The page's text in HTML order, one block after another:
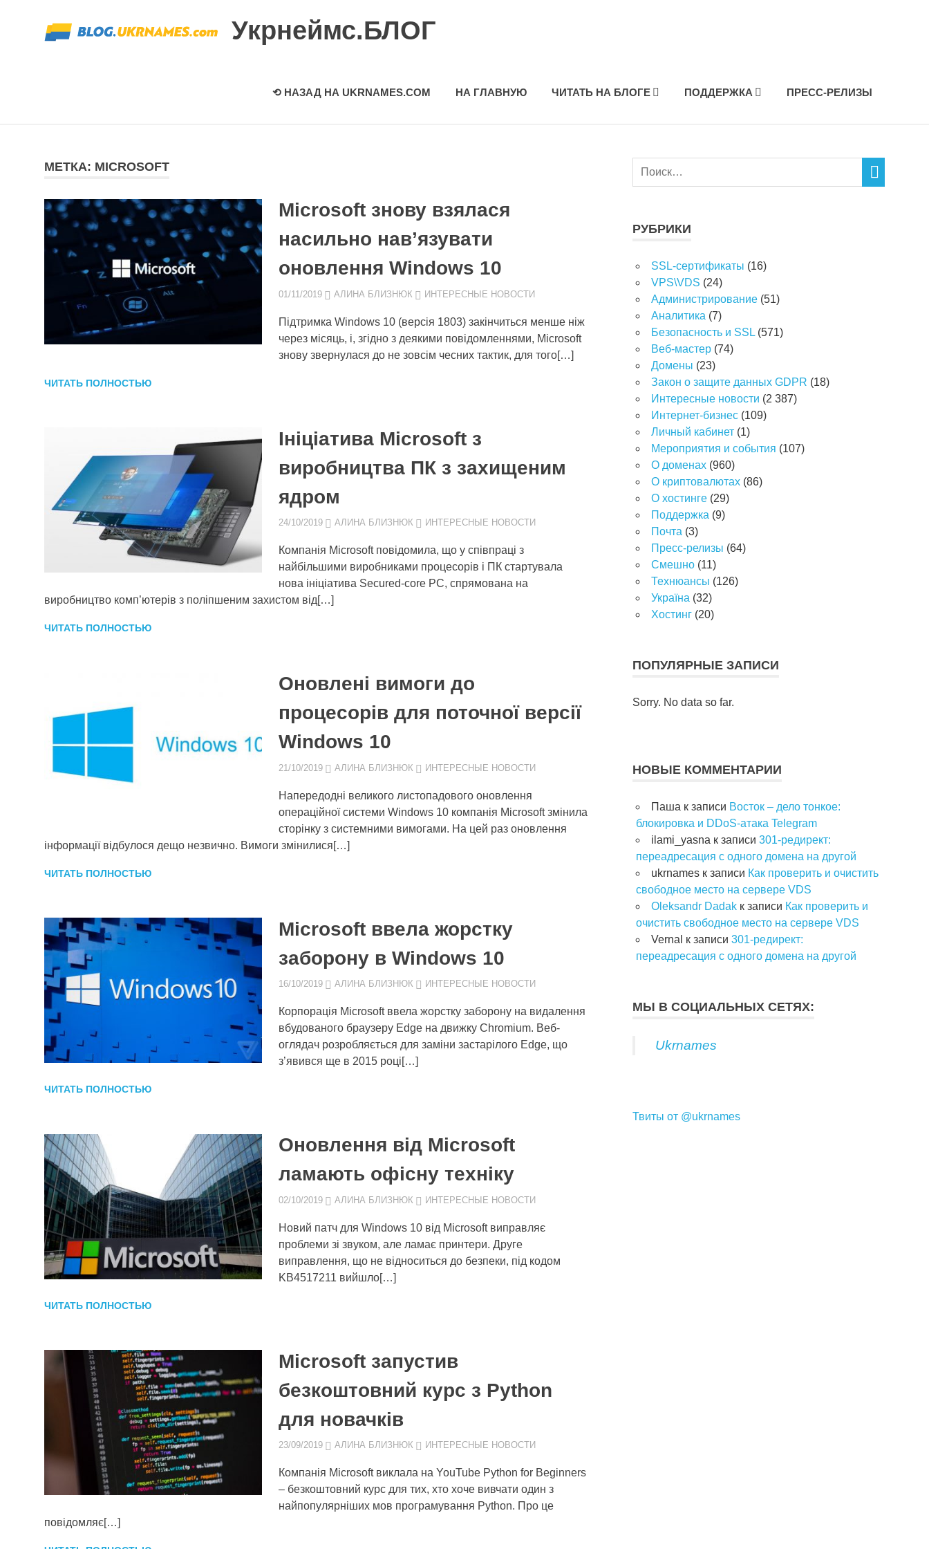
содержимому
Укрнеймс.БЛОГ
⟲ НАЗАД НА UKRNAMES.COM НА ГЛАВНУЮ ЧИТАТЬ НА БЛОГЕ ПОДДЕРЖКА ПРЕСС-РЕЛИЗЫ
МЕТКА: MICROSOFT
Microsoft знову взялася
насильно нав’язувати
оновлення Windows 10
01/11/2019 АЛИНА БЛИЗНЮК ИНТЕРЕСНЫЕ НОВОСТИ
Підтримка Windows 10 (версія 1803) закінчиться менше ніж
через місяць, і, згідно з деякими повідомленнями, Microsoft
знову звернулася до не зовсім чесних тактик, для того[…]
ЧИТАТЬ ПОЛНОСТЬЮ
Ініціатива Microsoft з
виробництва ПК з захищеним
ядром
24/10/2019 АЛИНА БЛИЗНЮК ИНТЕРЕСНЫЕ НОВОСТИ
Компанія Microsoft повідомила, що у співпраці з
найбільшими виробниками процесорів і ПК стартувала
нова ініціатива Secured-core PC, спрямована на
виробництво комп’ютерів з поліпшеним захистом від[…]
ЧИТАТЬ ПОЛНОСТЬЮ
Оновлені вимоги до
процесорів для поточної версії
Windows 10
21/10/2019 АЛИНА БЛИЗНЮК ИНТЕРЕСНЫЕ НОВОСТИ
Напередодні великого листопадового оновлення
операційної системи Windows 10 компанія Microsoft змінила
сторінку з системними вимогами. На цей раз оновлення
інформації відбулося дещо незвично. Вимоги змінилися[…]
ЧИТАТЬ ПОЛНОСТЬЮ
Microsoft ввела жорстку
заборону в Windows 10
16/10/2019 АЛИНА БЛИЗНЮК ИНТЕРЕСНЫЕ НОВОСТИ
Корпорація Microsoft ввела жорстку заборону на видалення
вбудованого браузеру Edge на движку Chromium. Веб-
оглядач розробляється для заміни застарілого Edge, що
з’явився ще в 2015 році[…]
ЧИТАТЬ ПОЛНОСТЬЮ
Оновлення від Microsoft
ламають офісну техніку
02/10/2019 АЛИНА БЛИЗНЮК ИНТЕРЕСНЫЕ НОВОСТИ
Новий патч для Windows 10 від Microsoft виправляє
проблеми зі звуком, але ламає принтери. Друге
виправлення, що не відноситься до безпеки, під кодом
KB4517211 вийшло[…]
ЧИТАТЬ ПОЛНОСТЬЮ
Microsoft запустив
безкоштовний курс з Python
для новачків
23/09/2019 АЛИНА БЛИЗНЮК ИНТЕРЕСНЫЕ НОВОСТИ
Компанія Microsoft виклала на YouTube Python for Beginners
– безкоштовний курс для тих, хто хоче вивчати один з
найпопулярніших мов програмування Python. Про це
повідомляє[…]
РУБРИКИ
SSL-сертификаты (16)
VPS\VDS (24)
Администрирование (51)
Аналитика (7)
Безопасность и SSL (571)
Веб-мастер (74)
Домены (23)
Закон о защите данных GDPR (18)
Интересные новости (2 387)
Интернет-бизнес (109)
Личный кабинет (1)
Мероприятия и события (107)
О доменах (960)
О криптовалютах (86)
О хостинге (29)
Поддержка (9)
Почта (3)
Пресс-релизы (64)
Смешно (11)
Технюансы (126)
Україна (32)
Хостинг (20)
ПОПУЛЯРНЫЕ ЗАПИСИ
Sorry. No data so far.
НОВЫЕ КОММЕНТАРИИ
Паша к записи Восток – дело тонкое:
блокировка и DDoS-атака Telegram
ilami_yasna к записи 301-редирект:
переадресация с одного домена на другой
ukrnames к записи Как проверить и очистить
свободное место на сервере VDS
Oleksandr Dadak к записи Как проверить и
очистить свободное место на сервере VDS
Vernal к записи 301-редирект:
переадресация с одного домена на другой
МЫ В СОЦИАЛЬНЫХ СЕТЯХ:
Ukrnames
Твиты от @ukrnames